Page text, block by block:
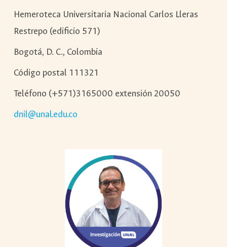
Hemeroteca Universitaria Nacional Carlos Lleras
Restrepo (edificio 571)
Bogotá, D. C., Colombia
Código postal 111321
Teléfono (+571)3165000 extensión 20050
dnil@unal.edu.co